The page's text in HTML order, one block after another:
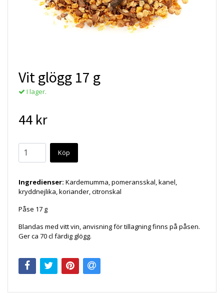
Vit glögg 17 g
I lager.
44 kr
Köp
Ingredienser: Kardemumma, pomeransskal, kanel,
kryddnejlika, koriander, citronskal
Påse 17 g
Blandas med vitt vin, anvisning för tillagning finns på påsen.
Ger ca 70 cl färdig glögg.